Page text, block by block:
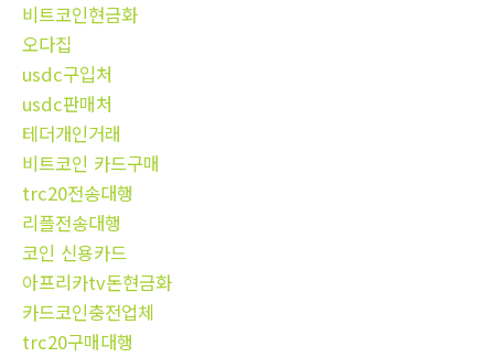
비트코인현금화
오다집
usdc구입처
usdc판매처
테더개인거래
비트코인 카드구매
trc20전송대행
리플전송대행
코인 신용카드
아프리카tv돈현금화
카드코인충전업체
trc20구매대행